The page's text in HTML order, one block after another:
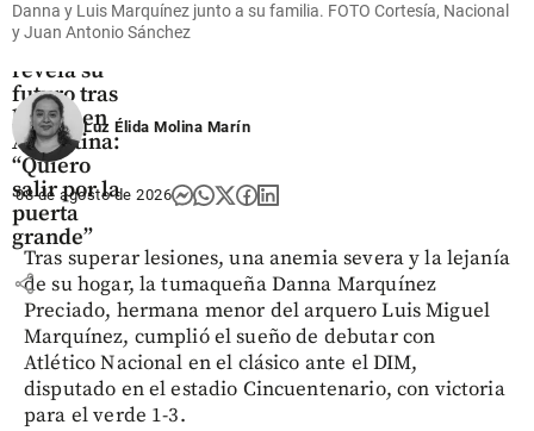
Jáminton
Campaz
revela su
futuro tras
brillar en
Argentina:
“Quiero
salir por la
puerta
grande”
share
Danna y Luis Marquínez junto a su familia. FOTO Cortesía, Nacional
y Juan Antonio Sánchez
Luz Élida Molina Marín
08 de agosto de 2026
Tras superar lesiones, una anemia severa y la lejanía
de su hogar, la tumaqueña Danna Marquínez
Preciado, hermana menor del arquero Luis Miguel
Marquínez, cumplió el sueño de debutar con
Atlético Nacional en el clásico ante el DIM,
disputado en el estadio Cincuentenario, con victoria
para el verde 1-3.